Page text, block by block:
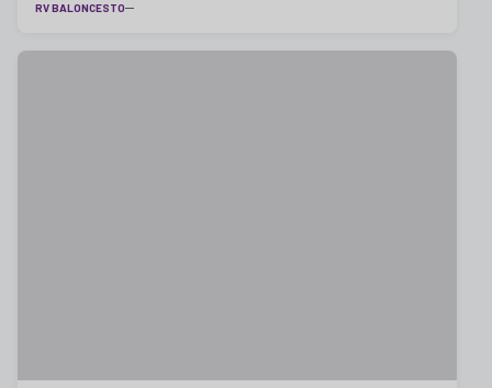
RV BALONCESTO